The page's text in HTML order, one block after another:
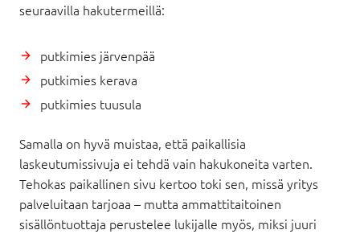
seuraavilla hakutermeillä:
putkimies järvenpää
putkimies kerava
putkimies tuusula
Samalla on hyvä muistaa, että paikallisia
laskeutumissivuja ei tehdä vain hakukoneita varten.
Tehokas paikallinen sivu kertoo toki sen, missä yritys
palveluitaan tarjoaa – mutta ammattitaitoinen
sisällöntuottaja perustelee lukijalle myös, miksi juuri